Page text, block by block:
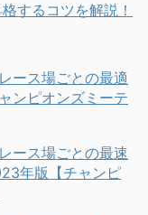
するコツを解説！
ース場ごとの最適
ンピオンズミーテ
ース場ごとの最速
年版【チャンピ